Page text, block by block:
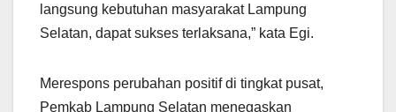
langsung kebutuhan masyarakat Lampung
Selatan, dapat sukses terlaksana,” kata Egi.
Merespons perubahan positif di tingkat pusat,
Pemkab Lampung Selatan menegaskan